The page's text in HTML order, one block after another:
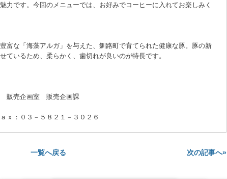
力です。今回のメニューでは、お好みでコーヒーに入れてお楽しみく
富な「海藻アルガ」を与えた、釧路町で育てられた健康な豚。豚の新
ているため、柔らかく、歯切れが良いのが特長です。
販売企画室 販売企画課
ｘ：０３－５８２１－３０２６
一覧へ戻る 次の記事へ»